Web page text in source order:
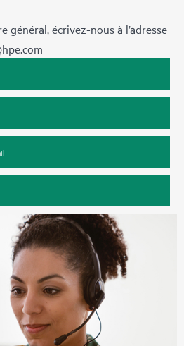
général, écrivez-nous à l’adresse